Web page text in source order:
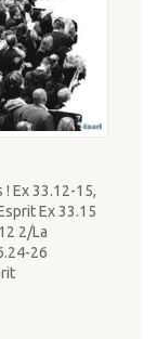
Ex 33.12-15,
Ex 33.15
2/La
26